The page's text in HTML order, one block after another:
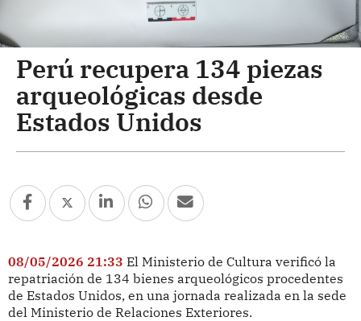
Perú recupera 134 piezas
arqueológicas desde
Estados Unidos
08/05/2026 21:33 El Ministerio de Cultura verificó la
repatriación de 134 bienes arqueológicos procedentes
de Estados Unidos, en una jornada realizada en la sede
del Ministerio de Relaciones Exteriores.